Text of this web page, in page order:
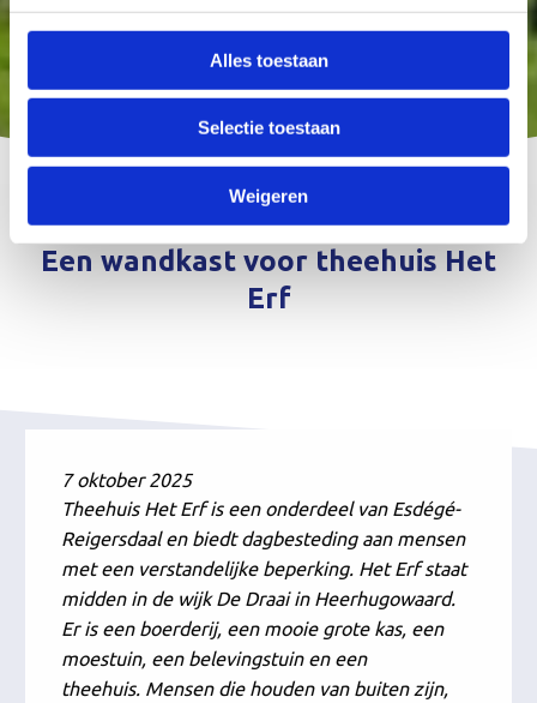
Alles toestaan
Selectie toestaan
Weigeren
Een wandkast voor theehuis Het
Erf
7 oktober 2025
Theehuis Het Erf is een onderdeel van Esdégé-
Reigersdaal en biedt dagbesteding aan mensen
met een verstandelijke beperking. Het Erf staat
midden in de wijk De Draai in Heerhugowaard.
Er is een boerderij, een mooie grote kas, een
moestuin, een belevingstuin en een
theehuis. Mensen die houden van buiten zijn,